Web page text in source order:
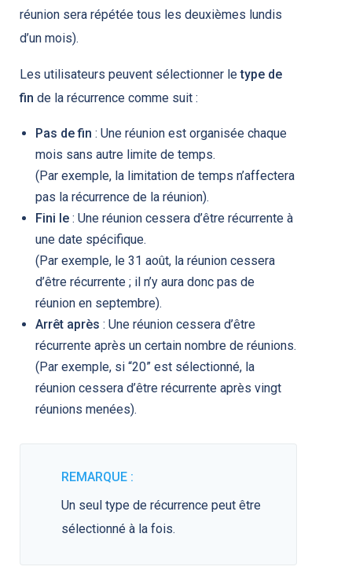
réunion sera répétée tous les deuxièmes lundis
d’un mois).
Les utilisateurs peuvent sélectionner letype de
fin de la récurrence comme suit :
Pas de fin : Une réunion est organisée chaque
mois sans autre limite de temps.
(Par exemple, la limitation de temps n’affectera
pas la récurrence de la réunion).
Fini le : Une réunion cessera d’être récurrente à
une date spécifique.
(Par exemple, le 31 août, la réunion cessera
d’être récurrente ; il n’y aura donc pas de
réunion en septembre).
Arrêt après : Une réunion cessera d’être
récurrente après un certain nombre de réunions.
(Par exemple, si “20” est sélectionné, la
réunion cessera d’être récurrente après vingt
réunions menées).
REMARQUE :
Un seul type de récurrence peut être
sélectionné à la fois.